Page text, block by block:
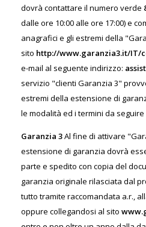
dovrà contattare il numero verde
dalle ore 10:00 alle ore 17:00) e
anagrafici e gli estremi della
sito http://www.garanzia3.it/IT/
e-mail al seguente indirizzo:
servizio "clienti Garanzia 3"
estremi della estensione di
le modalità ed i termini da
Garanzia 3Al fine di attivare
estensione di garanzia dovrà
parte e spedito con copia del
garanzia originale rilasciata dal
tutto tramite raccomandata a.r.,
oppure collegandosi al sito